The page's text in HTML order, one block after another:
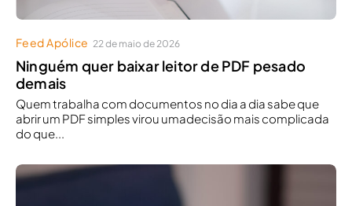
Feed Apólice 22 de maio de 2026
Ninguém quer baixar leitor de PDF pesado
demais
Quem trabalha com documentos no dia a dia sabe que
abrir um PDF simples virou umadecisão mais complicada
do que...